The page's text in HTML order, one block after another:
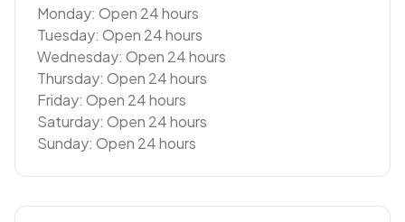
Monday: Open 24 hours
Tuesday: Open 24 hours
Wednesday: Open 24 hours
Thursday: Open 24 hours
Friday: Open 24 hours
Saturday: Open 24 hours
Sunday: Open 24 hours